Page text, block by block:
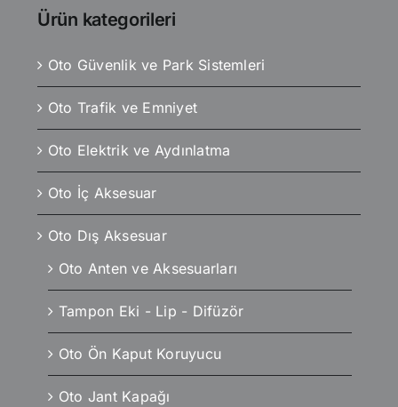
Ürün kategorileri
Oto Güvenlik ve Park Sistemleri
Oto Trafik ve Emniyet
Oto Elektrik ve Aydınlatma
Oto İç Aksesuar
Oto Dış Aksesuar
Oto Anten ve Aksesuarları
Tampon Eki - Lip - Difüzör
Oto Ön Kaput Koruyucu
Oto Jant Kapağı